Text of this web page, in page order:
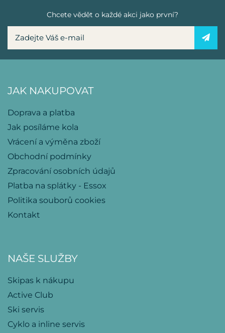
Chcete vědět o každé akci jako první?
JAK NAKUPOVAT
Doprava a platba
Jak posíláme kola
Vrácení a výměna zboží
Obchodní podmínky
Zpracování osobních údajů
Platba na splátky - Essox
Politika souborů cookies
Kontakt
NAŠE SLUŽBY
Skipas k nákupu
Active Club
Ski servis
Cyklo a inline servis